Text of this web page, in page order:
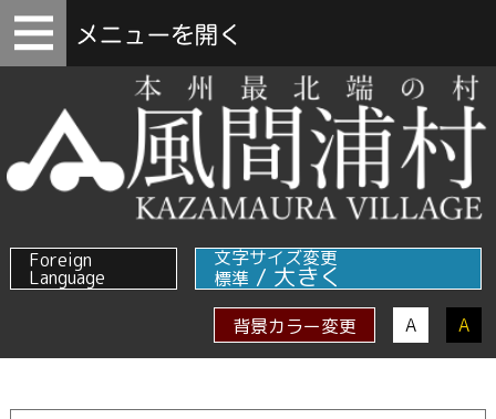
Foreign
Language
文字サイズ変更
標準 / 大きく
背景カラー変更 A A